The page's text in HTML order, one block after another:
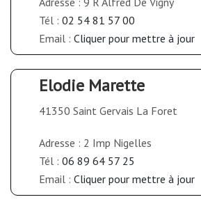
Tél : 02 54 81 57 00
Email : Cliquer pour mettre à jour
Elodie Marette
41350 Saint Gervais La Foret
Adresse : 2 Imp Nigelles
Tél : 06 89 64 57 25
Email : Cliquer pour mettre à jour